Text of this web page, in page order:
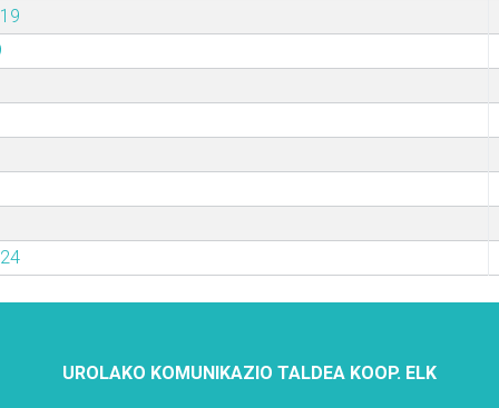
UROLAKO KOMUNIKAZIO TALDEA KOOP. ELK